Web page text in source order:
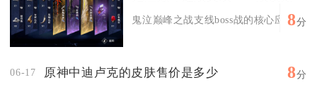
鬼泣巅峰之战支线boss战的核心应对思
8分
06-17 原神中迪卢克的皮肤售价是多少 8分